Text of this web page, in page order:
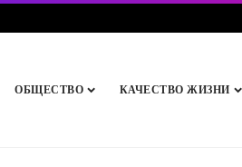
ОБЩЕСТВО КАЧЕСТВО ЖИЗНИ